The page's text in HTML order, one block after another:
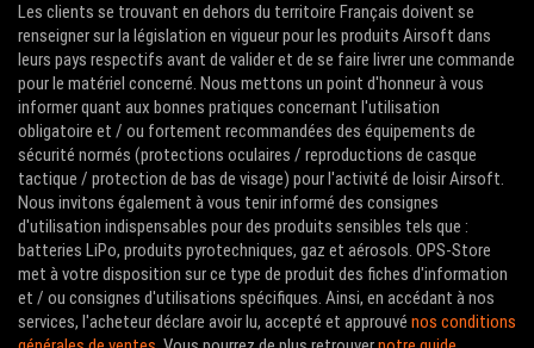
Les clients se trouvant en dehors du territoire Français doivent se
renseigner sur la législation en vigueur pour les produits Airsoft dans
leurs pays respectifs avant de valider et de se faire livrer une commande
pour le matériel concerné. Nous mettons un point d'honneur à vous
informer quant aux bonnes pratiques concernant l'utilisation
obligatoire et / ou fortement recommandées des équipements de
sécurité normés (protections oculaires / reproductions de casque
tactique / protection de bas de visage) pour l'activité de loisir Airsoft.
Nous invitons également à vous tenir informé des consignes
d'utilisation indispensables pour des produits sensibles tels que :
batteries LiPo, produits pyrotechniques, gaz et aérosols. OPS-Store
met à votre disposition sur ce type de produit des fiches d'information
et / ou consignes d'utilisations spécifiques. Ainsi, en accédant à nos
services, l'acheteur déclare avoir lu, accepté et approuvé nos conditions